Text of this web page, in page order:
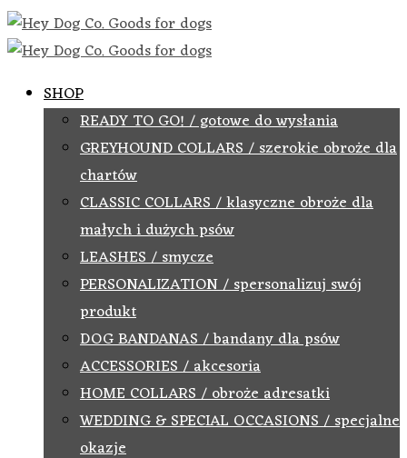
SHOP
READY TO GO! / gotowe do wysłania
GREYHOUND COLLARS / szerokie obroże dla
chartów
CLASSIC COLLARS / klasyczne obroże dla
małych i dużych psów
LEASHES / smycze
PERSONALIZATION / spersonalizuj swój
produkt
DOG BANDANAS / bandany dla psów
ACCESSORIES / akcesoria
HOME COLLARS / obroże adresatki
WEDDING & SPECIAL OCCASIONS / specjalne
okazje